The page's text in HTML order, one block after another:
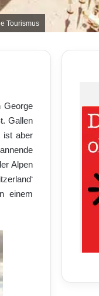
Tourismus
George
Gallen
ist aber
Alpen
einem